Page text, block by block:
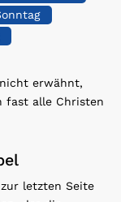
erwähnt,
fast alle Christen
letzten Seite